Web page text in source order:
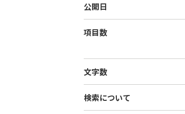
公開日
項目数
文字数
検索について